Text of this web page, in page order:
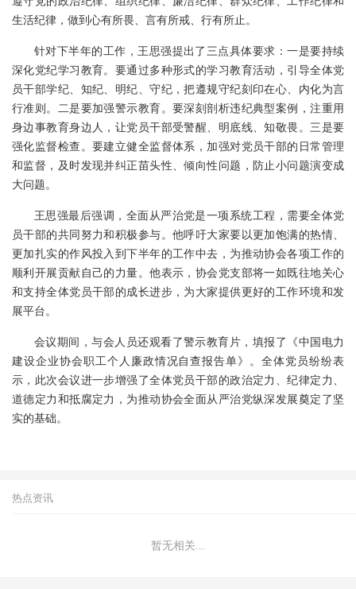
生活纪律，做到心有所畏、言有所戒、行有所止。
针对下半年的工作，王思强提出了三点具体要求：一是要持续
深化党纪学习教育。要通过多种形式的学习教育活动，引导全体党
员干部学纪、知纪、明纪、守纪，把遵规守纪刻印在心、内化为言
行准则。二是要加强警示教育。要深刻剖析违纪典型案例，注重用
身边事教育身边人，让党员干部受警醒、明底线、知敬畏。三是要
强化监督检查。要建立健全监督体系，加强对党员干部的日常管理
和监督，及时发现并纠正苗头性、倾向性问题，防止小问题演变成
大问题。
王思强最后强调，全面从严治党是一项系统工程，需要全体党
员干部的共同努力和积极参与。他呼吁大家要以更加饱满的热情、
更加扎实的作风投入到下半年的工作中去，为推动协会各项工作的
顺利开展贡献自己的力量。他表示，协会党支部将一如既往地关心
和支持全体党员干部的成长进步，为大家提供更好的工作环境和发
展平台。
会议期间，与会人员还观看了警示教育片，填报了《中国电力
建设企业协会职工个人廉政情况自查报告单》。全体党员纷纷表
示，此次会议进一步增强了全体党员干部的政治定力、纪律定力、
道德定力和抵腐定力，为推动协会全面从严治党纵深发展奠定了坚
实的基础。
热点资讯
暂无相关...